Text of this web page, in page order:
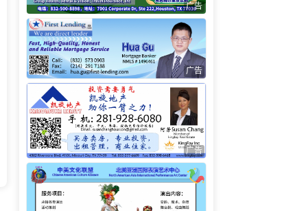
广告
广告
广告